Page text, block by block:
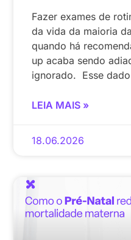
Fazer exames de
da vida da maioria
quando há
up acaba sendo
ignorado. Esse
LEIA MAIS »
18.06.2026